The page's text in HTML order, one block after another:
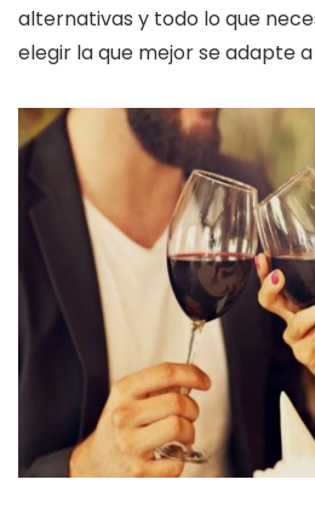
alternativas y todo lo que
elegir la que mejor se adapte